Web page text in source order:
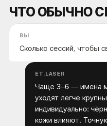
ЧТО ОБЫЧНО
ВЫ
Сколько сессий, чтобы
ET.LASER
Чаще 3–6 — имена
уходят легче
индивидуально:
кожи влияют.